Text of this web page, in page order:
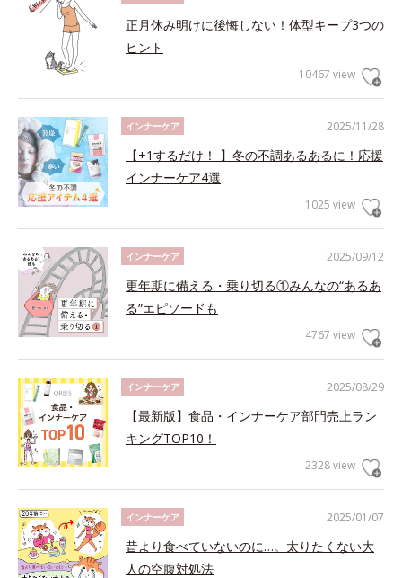
正月休み明けに後悔しない！体型キープ3つの
ヒント
10467 view
2025/11/28
インナーケア
【+1するだけ！ 】冬の不調あるあるに！応援
インナーケア4選
1025 view
2025/09/12
インナーケア
更年期に備える・乗り切る①みんなの“あるあ
る”エピソードも
4767 view
2025/08/29
インナーケア
【最新版】食品・インナーケア部門売上ラン
キングTOP10！
2328 view
2025/01/07
インナーケア
昔より食べていないのに…。太りたくない大
人の空腹対処法